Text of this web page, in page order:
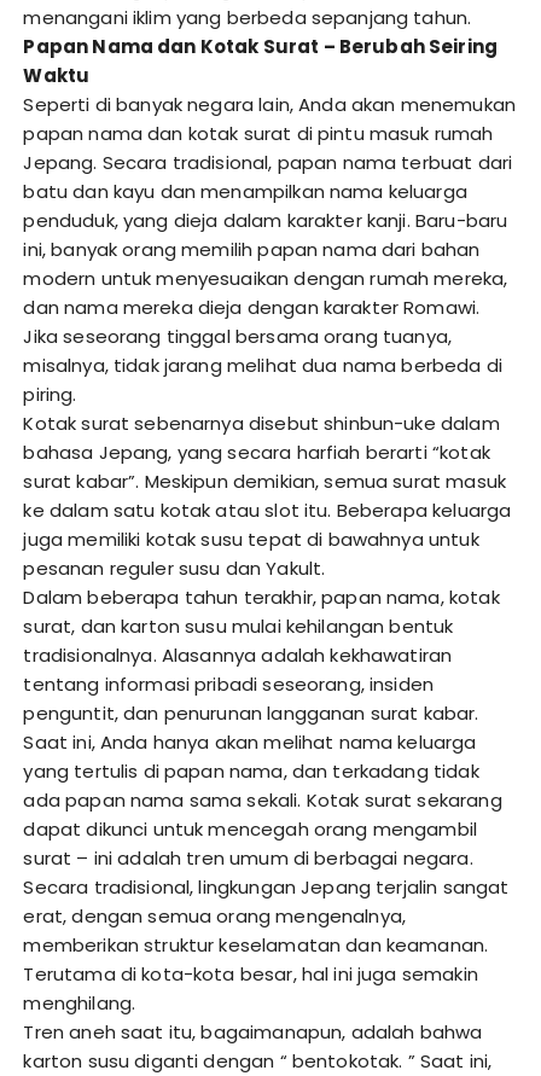
menangani iklim yang berbeda sepanjang tahun.
Papan Nama dan Kotak Surat – Berubah Seiring
Waktu
Seperti di banyak negara lain, Anda akan menemukan
papan nama dan kotak surat di pintu masuk rumah
Jepang. Secara tradisional, papan nama terbuat dari
batu dan kayu dan menampilkan nama keluarga
penduduk, yang dieja dalam karakter kanji. Baru-baru
ini, banyak orang memilih papan nama dari bahan
modern untuk menyesuaikan dengan rumah mereka,
dan nama mereka dieja dengan karakter Romawi.
Jika seseorang tinggal bersama orang tuanya,
misalnya, tidak jarang melihat dua nama berbeda di
piring.
Kotak surat sebenarnya disebut shinbun-uke dalam
bahasa Jepang, yang secara harfiah berarti “kotak
surat kabar”. Meskipun demikian, semua surat masuk
ke dalam satu kotak atau slot itu. Beberapa keluarga
juga memiliki kotak susu tepat di bawahnya untuk
pesanan reguler susu dan Yakult.
Dalam beberapa tahun terakhir, papan nama, kotak
surat, dan karton susu mulai kehilangan bentuk
tradisionalnya. Alasannya adalah kekhawatiran
tentang informasi pribadi seseorang, insiden
penguntit, dan penurunan langganan surat kabar.
Saat ini, Anda hanya akan melihat nama keluarga
yang tertulis di papan nama, dan terkadang tidak
ada papan nama sama sekali. Kotak surat sekarang
dapat dikunci untuk mencegah orang mengambil
surat – ini adalah tren umum di berbagai negara.
Secara tradisional, lingkungan Jepang terjalin sangat
erat, dengan semua orang mengenalnya,
memberikan struktur keselamatan dan keamanan.
Terutama di kota-kota besar, hal ini juga semakin
menghilang.
Tren aneh saat itu, bagaimanapun, adalah bahwa
karton susu diganti dengan “ bentokotak. ” Saat ini,